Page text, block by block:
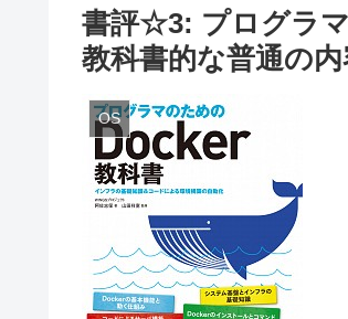
書評☆3: プログラ
教科書的な普通の
OS